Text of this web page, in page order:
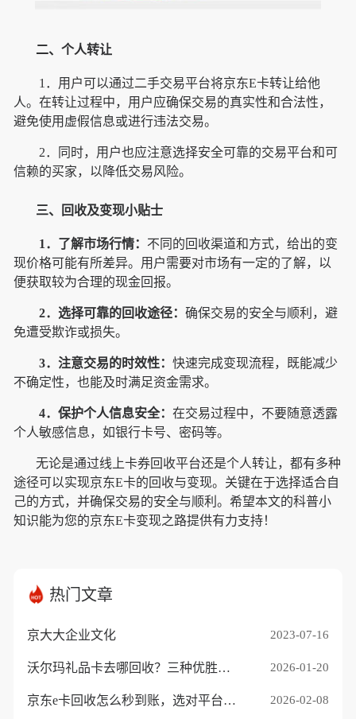
二、个人转让
1．用户可以通过二手交易平台将京东E卡转让给他
人。在转让过程中，用户应确保交易的真实性和合法性，
避免使用虚假信息或进行违法交易。
2．同时，用户也应注意选择安全可靠的交易平台和可
信赖的买家，以降低交易风险。
三、回收及变现小贴士
1．了解市场行情： 不同的回收渠道和方式，给出的变
现价格可能有所差异。用户需要对市场有一定的了解，以
便获取较为合理的现金回报。
2．选择可靠的回收途径： 确保交易的安全与顺利，避
免遭受欺诈或损失。
3．注意交易的时效性： 快速完成变现流程，既能减少
不确定性，也能及时满足资金需求。
4．保护个人信息安全： 在交易过程中，不要随意透露
个人敏感信息，如银行卡号、密码等。
无论是通过线上卡券回收平台还是个人转让，都有多种
途径可以实现京东E卡的回收与变现。关键在于选择适合自
己的方式，并确保交易的安全与顺利。希望本文的科普小
知识能为您的京东E卡变现之路提供有力支持！
热门文章
京大大企业文化 2023-07-16
沃尔玛礼品卡去哪回收？三种优胜途径推荐 2026-01-20
京东e卡回收怎么秒到账，选对平台是关键 2026-02-08